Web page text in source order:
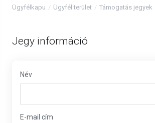
Ügyfélkapu Ügyfél terület Támogatás jegyek
Jegy információ
Név
E-mail cím